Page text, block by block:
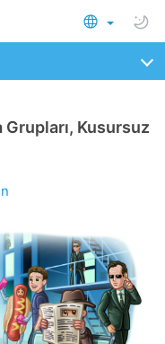
Kusursuz